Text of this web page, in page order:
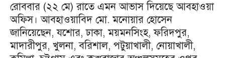
রোববার (২২ মে) রাতে এমন আভাস দিয়েছে আবহাওয়া
অফিস। আবহাওয়াবিদ মো. মনোয়ার হোসেন
জানিয়েছেন, যশোর, ঢাকা, ময়মনসিংহ, ফরিদপুর,
মাদারীপুর, খুলনা, বরিশাল, পটুয়াখালী, নোয়াখালী,